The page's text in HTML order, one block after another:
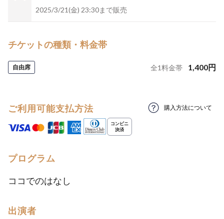
2025/3/21(金) 23:30まで販売
チケットの種類・料金帯
自由席 全1料金帯 1,400円
ご利用可能支払方法 購入方法について
プログラム
ココでのはなし
出演者